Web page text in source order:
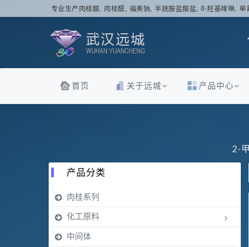
专业生产肉桂酸, 肉桂醛, 福美钠, 半胱胺盐酸盐, 8-羟基喹啉, 单
首页 关于远城 产品中心
2-
产品分类
肉桂系列
化工原料
中间体